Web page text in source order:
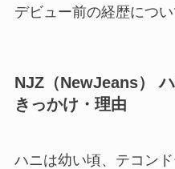
デビュー前の経歴につ
NJZ（NewJeans）
きっかけ・理由
ハニは幼い頃、テコン